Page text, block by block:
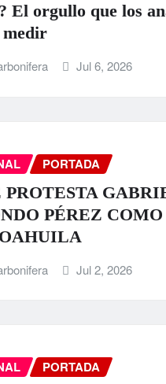
El orgullo que los
medir
Jul 6, 2026
PORTADA
PROTESTA
PÉREZ COMO
Jul 2, 2026
PORTADA